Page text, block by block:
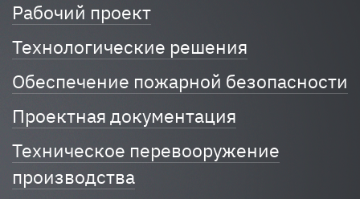
Рабочий проект
Технологические решения
Обеспечение пожарной безопасности
Проектная документация
Техническое перевооружение
производства